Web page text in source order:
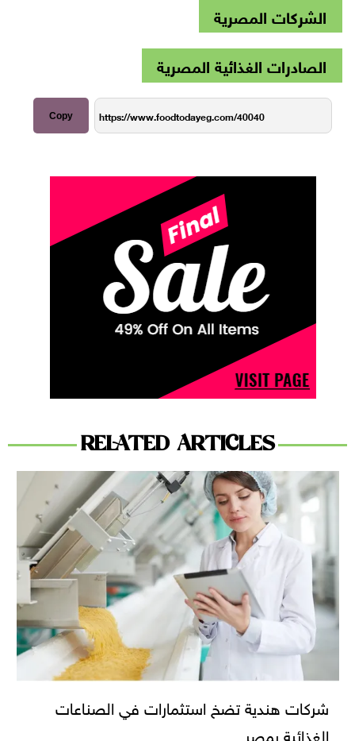
الشركات المصرية
الصادرات الغذائية المصرية
Copy
RELATED ARTICLES
شركات هندية تضخ استثمارات في الصناعات
الغذائية بمصر